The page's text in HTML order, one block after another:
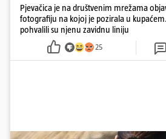
Pjevačica je na društvenim mrežama
fotografiju na kojoj je pozirala u
pohvalili su njenu zavidnu liniju
25